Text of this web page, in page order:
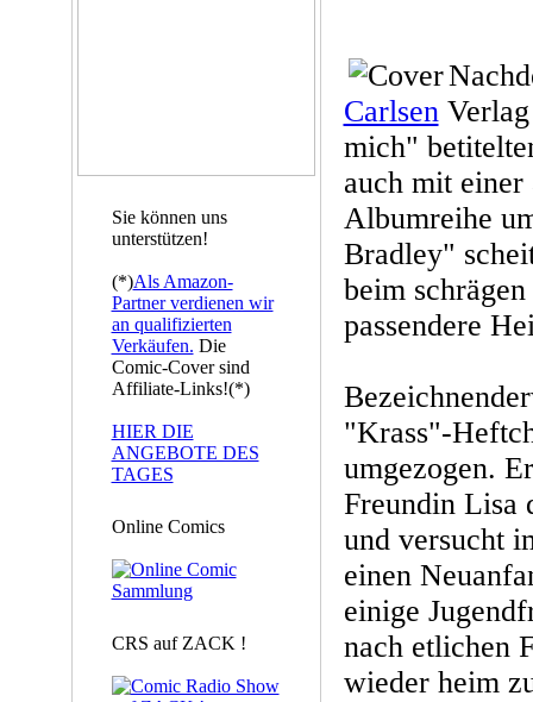
Sie können uns
unterstützen!
(*)Als Amazon-
Partner verdienen wir
an qualifizierten
Verkäufen. Die
Comic-Cover sind
Affiliate-Links!(*)
HIER DIE
ANGEBOTE DES
TAGES
Online Comics
CRS auf ZACK !
CarlsenVerlag
mich"
auch mit einer
Albumreihe
Bradley"
beim
passendere
"Krass"-
umgezogen.
Freundin Lisa
und versucht
einen
einige
nach etlichen
wieder heim